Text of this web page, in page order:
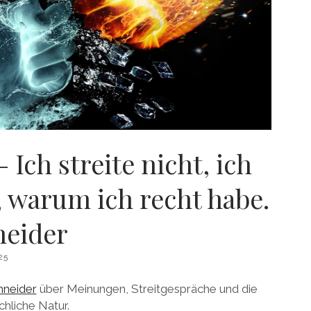
Ich streite nicht, ich
ich recht habe.
über Meinungen, Streitgespräche und die
Natur.